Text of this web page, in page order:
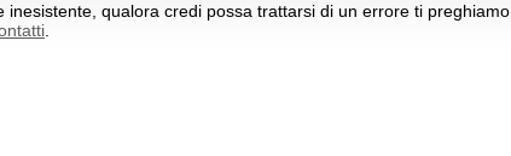
inesistente, qualora credi possa trattarsi di un errore ti preghiamo